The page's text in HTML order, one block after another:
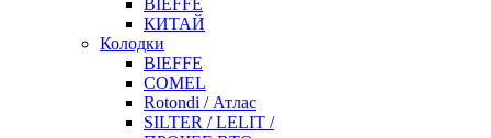
BIEFFE
КИТАЙ
Колодки
BIEFFE
COMEL
Rotondi / Атлас
SILTER / LELIT /